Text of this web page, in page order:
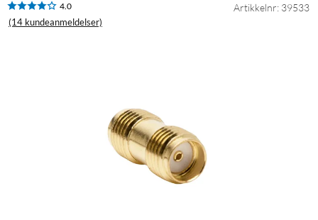
4.0
(14 kundeanmeldelser)
Artikkelnr: 39533